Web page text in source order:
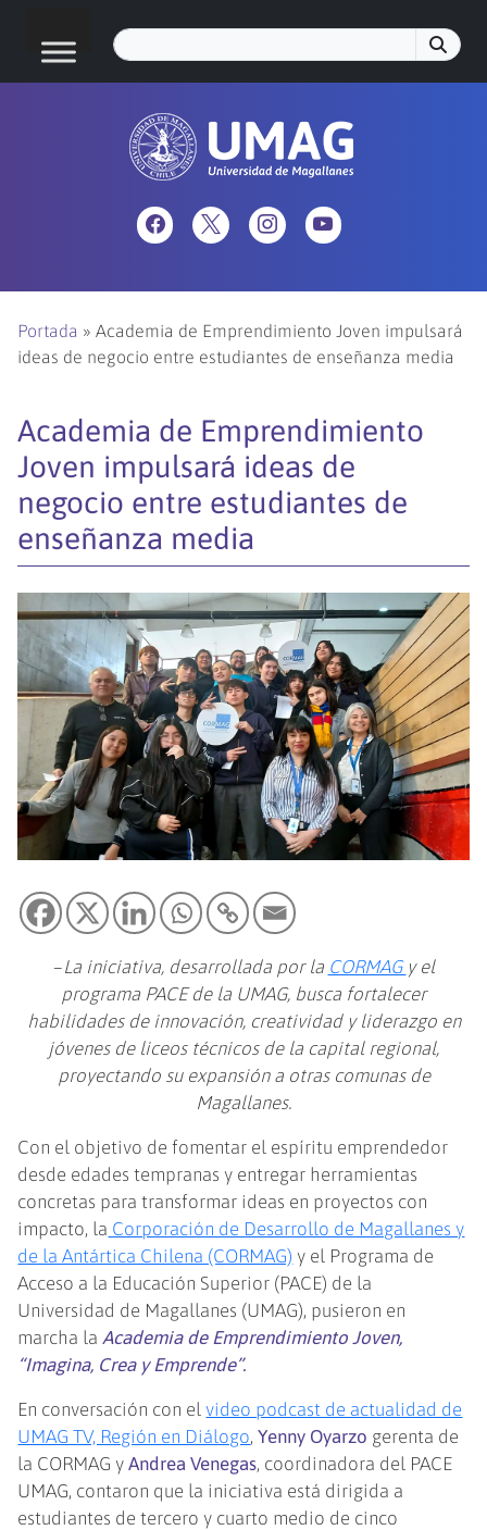
Portada » Academia de Emprendimiento Joven impulsará
ideas de negocio entre estudiantes de enseñanza media
Academia de Emprendimiento
Joven impulsará ideas de
negocio entre estudiantes de
enseñanza media
–La iniciativa, desarrollada por la CORMAG y el
programa PACE de la UMAG, busca fortalecer
habilidades de innovación, creatividad y liderazgo en
jóvenes de liceos técnicos de la capital regional,
proyectando su expansión a otras comunas de
Magallanes.
Con el objetivo de fomentar el espíritu emprendedor
desde edades tempranas y entregar herramientas
concretas para transformar ideas en proyectos con
impacto, la Corporación de Desarrollo de Magallanes y
de la Antártica Chilena (CORMAG) y el Programa de
Acceso a la Educación Superior (PACE) de la
Universidad de Magallanes (UMAG), pusieron en
marcha la Academia de Emprendimiento Joven,
“Imagina, Crea y Emprende”.
En conversación con elvideo podcast de actualidad de
UMAG TV, Región en Diálogo,Yenny Oyarzo gerenta de
la CORMAG yAndrea Venegas, coordinadora del PACE
UMAG, contaron que la iniciativa está dirigida a
estudiantes de tercero y cuarto medio de cinco